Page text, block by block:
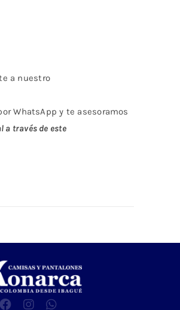
a nuestro
WhatsApp y te asesoramos
través de este